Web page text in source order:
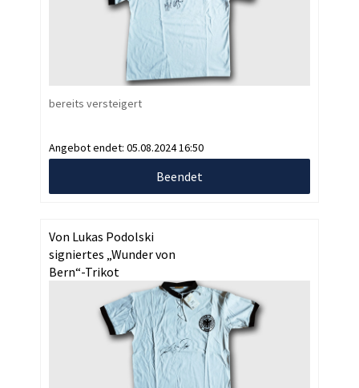
bereits versteigert
Angebot endet: 05.08.2024 16:50
Beendet
Von Lukas Podolski
signiertes „Wunder von
Bern“-Trikot